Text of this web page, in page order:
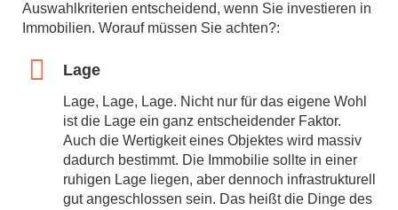
Auswahlkriterien entscheidend, wenn Sie investieren in
Immobilien. Worauf müssen Sie achten?:
Lage
Lage, Lage, Lage. Nicht nur für das eigene Wohl
ist die Lage ein ganz entscheidender Faktor.
Auch die Wertigkeit eines Objektes wird massiv
dadurch bestimmt. Die Immobilie sollte in einer
ruhigen Lage liegen, aber dennoch infrastrukturell
gut angeschlossen sein. Das heißt die Dinge des